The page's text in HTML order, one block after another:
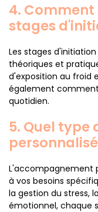
4.
stages
Les stages
théoriques et
d'exposition au froid
également
quotidien.
5. Quel
L'accompagnement
à vos besoins
la gestion du stress,
émotionnel, chaque